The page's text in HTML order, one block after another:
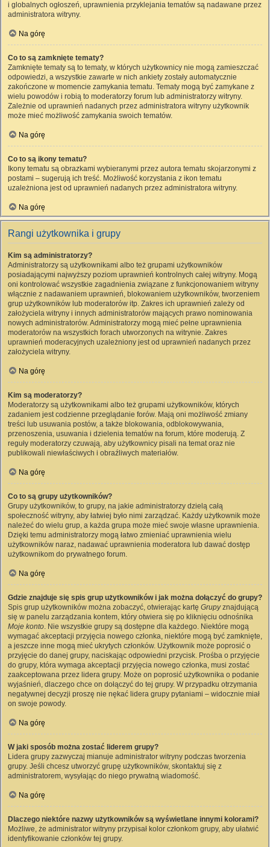
i globalnych ogłoszeń, uprawnienia przyklejania tematów są nadawane przez
administratora witryny.
Na górę
Co to są zamknięte tematy?
Zamknięte tematy są to tematy, w których użytkownicy nie mogą zamieszczać
odpowiedzi, a wszystkie zawarte w nich ankiety zostały automatycznie
zakończone w momencie zamykania tematu. Tematy mogą być zamykane z
wielu powodów i robią to moderatorzy forum lub administratorzy witryny.
Zależnie od uprawnień nadanych przez administratora witryny użytkownik
może mieć możliwość zamykania swoich tematów.
Na górę
Co to są ikony tematu?
Ikony tematu są obrazkami wybieranymi przez autora tematu skojarzonymi z
postami – sugerują ich treść. Możliwość korzystania z ikon tematu
uzależniona jest od uprawnień nadanych przez administratora witryny.
Na górę
Rangi użytkownika i grupy
Kim są administratorzy?
Administratorzy są użytkownikami albo też grupami użytkowników
posiadającymi najwyższy poziom uprawnień kontrolnych całej witryny. Mogą
oni kontrolować wszystkie zagadnienia związane z funkcjonowaniem witryny
włącznie z nadawaniem uprawnień, blokowaniem użytkowników, tworzeniem
grup użytkowników lub moderatorów itp. Zakres ich uprawnień zależy od
założyciela witryny i innych administratorów mających prawo nominowania
nowych administratorów. Administratorzy mogą mieć pełne uprawnienia
moderatorów na wszystkich forach utworzonych na witrynie. Zakres
uprawnień moderacyjnych uzależniony jest od uprawnień nadanych przez
założyciela witryny.
Na górę
Kim są moderatorzy?
Moderatorzy są użytkownikami albo też grupami użytkowników, których
zadaniem jest codzienne przeglądanie forów. Mają oni możliwość zmiany
treści lub usuwania postów, a także blokowania, odblokowywania,
przenoszenia, usuwania i dzielenia tematów na forum, które moderują. Z
reguły moderatorzy czuwają, aby użytkownicy pisali na temat oraz nie
publikowali niewłaściwych i obraźliwych materiałów.
Na górę
Co to są grupy użytkowników?
Grupy użytkowników, to grupy, na jakie administratorzy dzielą całą
społeczność witryny, aby łatwiej było nimi zarządzać. Każdy użytkownik może
należeć do wielu grup, a każda grupa może mieć swoje własne uprawnienia.
Dzięki temu administratorzy mogą łatwo zmieniać uprawnienia wielu
użytkowników naraz, nadawać uprawnienia moderatora lub dawać dostęp
użytkownikom do prywatnego forum.
Na górę
Gdzie znajduje się spis grup użytkowników i jak można dołączyć do grupy?
Spis grup użytkowników można zobaczyć, otwierając kartę Grupyznajdującą
się w panelu zarządzania kontem, który otwiera się po kliknięciu odnośnika
Moje konto. Nie wszystkie grupy są dostępne dla każdego. Niektóre mogą
wymagać akceptacji przyjęcia nowego członka, niektóre mogą być zamknięte,
a jeszcze inne mogą mieć ukrytych członków. Użytkownik może poprosić o
przyjęcie do danej grupy, naciskając odpowiedni przycisk. Prośba o przyjęcie
do grupy, która wymaga akceptacji przyjęcia nowego członka, musi zostać
zaakceptowana przez lidera grupy. Może on poprosić użytkownika o podanie
wyjaśnień, dlaczego chce on dołączyć do tej grupy. W przypadku otrzymania
negatywnej decyzji proszę nie nękać lidera grupy pytaniami – widocznie miał
on swoje powody.
Na górę
W jaki sposób można zostać liderem grupy?
Lidera grupy zazwyczaj mianuje administrator witryny podczas tworzenia
grupy. Jeśli chcesz utworzyć grupę użytkowników, skontaktuj się z
administratorem, wysyłając do niego prywatną wiadomość.
Na górę
Dlaczego niektóre nazwy użytkowników są wyświetlane innymi kolorami?
Możliwe, że administrator witryny przypisał kolor członkom grupy, aby ułatwić
identyfikowanie członków tej grupy.